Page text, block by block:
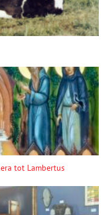
tot Lambertus